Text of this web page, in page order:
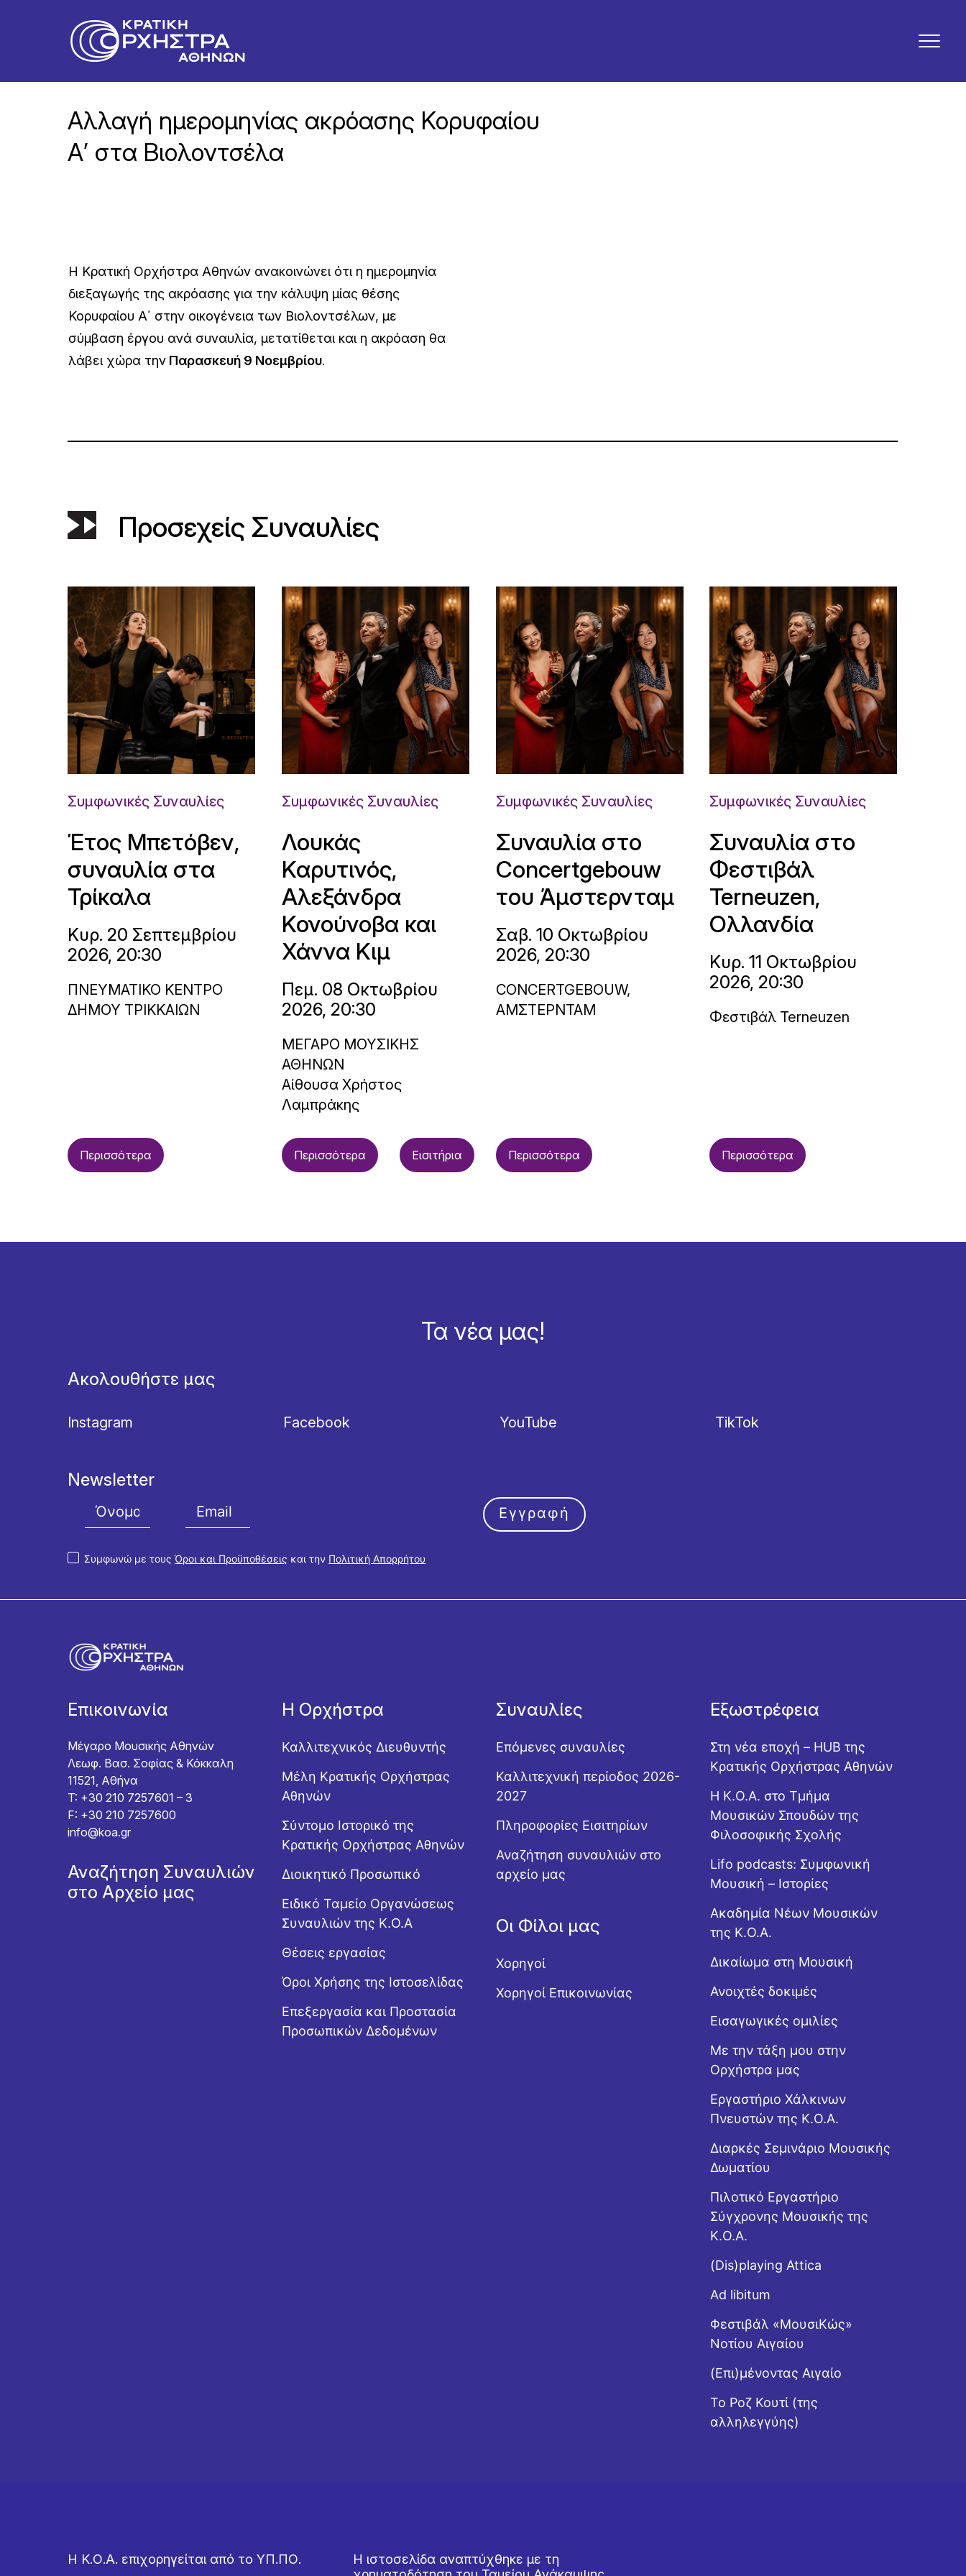
Αλλαγή ημερομηνίας ακρόασης Κορυφαίου
Α’ στα Βιολοντσέλα
Η Κρατική Ορχήστρα Αθηνών ανακοινώνει ότι η ημερομηνία
διεξαγωγής της ακρόασης για την κάλυψη μίας θέσης
Κορυφαίου Α΄ στην οικογένεια των Βιολοντσέλων, με
σύμβαση έργου ανά συναυλία, μετατίθεται και η ακρόαση θα
λάβει χώρα τηνΠαρασκευή 9 Νοεμβρίου.
Προσεχείς Συναυλίες
Συμφωνικές Συναυλίες
Έτος Μπετόβεν,
συναυλία στα
Τρίκαλα
Κυρ. 20 Σεπτεμβρίου
2026, 20:30
ΠΝΕΥΜΑΤΙΚΟ ΚΕΝΤΡΟ
ΔΗΜΟΥ ΤΡΙΚΚΑΙΩΝ
Περισσότερα
Συμφωνικές Συναυλίες
Λουκάς
Καρυτινός,
Αλεξάνδρα
Κονούνοβα και
Χάννα Κιμ
Πεμ. 08 Οκτωβρίου
2026, 20:30
ΜΕΓΑΡΟ ΜΟΥΣΙΚΗΣ
ΑΘΗΝΩΝ
Αίθουσα Χρήστος
Λαμπράκης
Περισσότερα Εισιτήρια
Συμφωνικές Συναυλίες
Συναυλία στο
Concertgebouw
του Άμστερνταμ
Σαβ. 10 Οκτωβρίου
2026, 20:30
CONCERTGEBOUW,
ΑΜΣΤΕΡΝΤΑΜ
Περισσότερα
Συμφωνικές Συναυλίες
Συναυλία στο
Φεστιβάλ
Terneuzen,
Ολλανδία
Κυρ. 11 Οκτωβρίου
2026, 20:30
Φεστιβάλ Terneuzen
Περισσότερα
Τα νέα μας!
Ακολουθήστε μας
Instagram Facebook YouTube TikTok
Newsletter
Συμφωνώ με τουςΌροι και Προϋποθέσεις και την Πολιτική Απορρήτου
Εγγραφή
Επικοινωνία
Μέγαρο Μουσικής Αθηνών
Λεωφ. Βασ. Σοφίας & Κόκκαλη
11521, Αθήνα
T: +30 210 7257601 – 3
F: +30 210 7257600
info@koa.gr
Αναζήτηση Συναυλιών
στο Αρχείο μας
Η Ορχήστρα
Καλλιτεχνικός Διευθυντής
Μέλη Κρατικής Ορχήστρας
Αθηνών
Σύντομο Ιστορικό της
Κρατικής Ορχήστρας Αθηνών
Διοικητικό Προσωπικό
Ειδικό Ταμείο Οργανώσεως
Συναυλιών της Κ.Ο.Α
Θέσεις εργασίας
Όροι Χρήσης της Ιστοσελίδας
Επεξεργασία και Προστασία
Προσωπικών Δεδομένων
Συναυλίες
Επόμενες συναυλίες
Καλλιτεχνική περίοδος 2026-
2027
Πληροφορίες Εισιτηρίων
Αναζήτηση συναυλιών στο
αρχείο μας
Οι Φίλοι μας
Χορηγοί
Χορηγοί Επικοινωνίας
Εξωστρέφεια
Στη νέα εποχή – HUB της
Κρατικής Ορχήστρας Αθηνών
Η Κ.Ο.Α. στο Τμήμα
Μουσικών Σπουδών της
Φιλοσοφικής Σχολής
Lifo podcasts: Συμφωνική
Μουσική – Ιστορίες
Ακαδημία Νέων Μουσικών
της Κ.Ο.Α.
Δικαίωμα στη Μουσική
Ανοιχτές δοκιμές
Εισαγωγικές ομιλίες
Με την τάξη μου στην
Ορχήστρα μας
Εργαστήριo Χάλκινων
Πνευστών της Κ.Ο.Α.
Διαρκές Σεμινάριο Μουσικής
Δωματίου
Πιλοτικό Εργαστήριο
Σύγχρονης Μουσικής της
Κ.Ο.Α.
(Dis)playing Attica
Ad libitum
Φεστιβάλ «ΜουσιΚώς»
Νοτίου Αιγαίου
(Επι)μένοντας Αιγαίο
Το Ροζ Κουτί (της
αλληλεγγύης)
Η Κ.Ο.Α. επιχορηγείται από το ΥΠ.ΠΟ.
Η ιστοσελίδα αναπτύχθηκε με τη